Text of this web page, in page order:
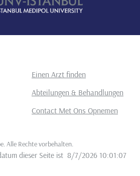
Einen Arzt finden
Abteilungen & Behandlungen
Contact Met Ons Opnemen
Alle Rechte vorbehalten.
dieser Seite ist 8/7/2026 10:01:07